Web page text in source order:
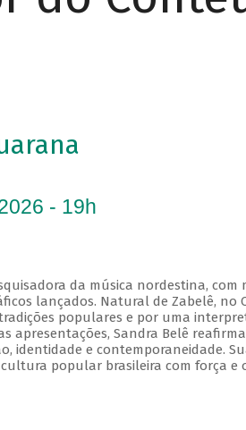
- 19h
da música nordestina, com
lançados. Natural de Zabelê, no
populares e por uma
apresentações, Sandra Belê
identidade e contemporaneidade.
popular brasileira com força e